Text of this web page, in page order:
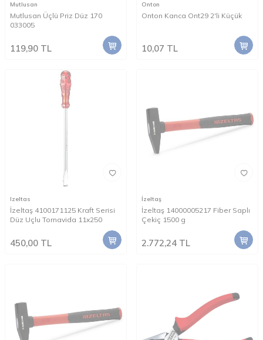
Mutlusan
Mutlusan Üçlü Priz Düz 170
033005
119,90 TL
Onton
Onton Kanca Ont29 2'li Küçük
10,07 TL
Izeltas
İzeltaş 4100171125 Kraft Serisi
Düz Uçlu Tornavida 11x250
450,00 TL
İzeltaş
İzeltaş 14000005217 Fiber Saplı
Çekiç 1500 g
2.772,24 TL